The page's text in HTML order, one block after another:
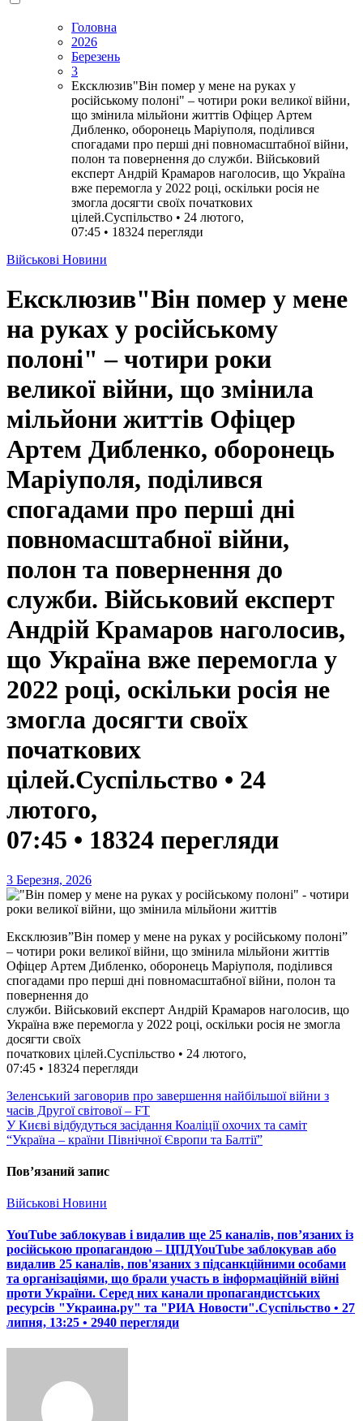
Головна
2026
Березень
3
Ексклюзив"Він помер у мене на руках у
російському полоні" – чотири роки великої війни,
що змінила мільйони життів Офіцер Артем
Дибленко, оборонець Маріуполя, поділився
спогадами про перші дні повномасштабної війни,
полон та повернення до служби. Військовий
експерт Андрій Крамаров наголосив, що Україна
вже перемогла у 2022 році, оскільки росія не
змогла досягти своїх початкових
цілей.Суспільство • 24 лютого,
07:45 • 18324 перегляди
Військові Новини
Ексклюзив"Він помер у мене
на руках у російському
полоні" – чотири роки
великої війни, що змінила
мільйони життів Офіцер
Артем Дибленко, оборонець
Маріуполя, поділився
спогадами про перші дні
повномасштабної війни,
полон та повернення до
служби. Військовий експерт
Андрій Крамаров наголосив,
що Україна вже перемогла у
2022 році, оскільки росія не
змогла досягти своїх
початкових
цілей.Суспільство • 24
лютого,
07:45 • 18324 перегляди
3 Березня, 2026
Ексклюзив”Він помер у мене на руках у російському полоні”
– чотири роки великої війни, що змінила мільйони життів
Офіцер Артем Дибленко, оборонець Маріуполя, поділився
спогадами про перші дні повномасштабної війни, полон та
повернення до
служби. Військовий експерт Андрій Крамаров наголосив, що
Україна вже перемогла у 2022 році, оскільки росія не змогла
досягти своїх
початкових цілей.Суспільство • 24 лютого,
07:45 • 18324 перегляди
Навігація
записів
Зеленський заговорив про завершення найбільшої війни з
часів Другої світової – FT
У Києві відбудуться засідання Коаліції охочих та саміт
“Україна – країни Північної Європи та Балтії”
Пов’язаний запис
Військові Новини
YouTube заблокував і видалив ще 25 каналів, пов’язаних із
російською пропагандою – ЦПДYouTube заблокував або
видалив 25 каналів, пов'язаних з підсанкційними особами
та організаціями, що брали участь в інформаційній війні
проти України. Серед них канали пропагандистських
ресурсів "Украина.ру" та "РИА Новости".Суспільство • 27
липня, 13:25 • 2940 перегляди